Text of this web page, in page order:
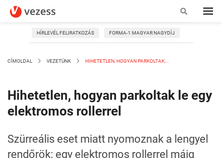
HÍRLEVÉL FELIRATKOZÁS FORMA-1 MAGYAR NAGYDÍJ
CÍMOLDAL VEZETÜNK HIHETETLEN, HOGYAN PARKOLTAK...
Hihetetlen, hogyan parkoltak le egy
elektromos rollerrel
Szürreális eset miatt nyomoznak a lengyel
rendőrök: egy elektromos rollerrel máig